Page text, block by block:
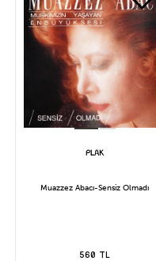
Muazzez Abacı-Sensiz Olmadı
560 TL